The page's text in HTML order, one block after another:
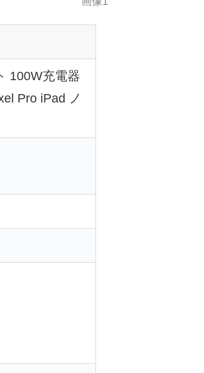
100W充電器
Pro iPad ノ